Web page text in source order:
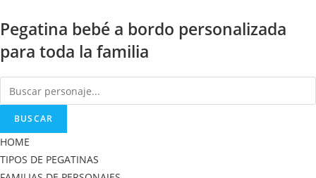
al
contenido
Pegatina bebé a bordo personalizada
para toda la familia
BUSCAR
HOME
TIPOS DE PEGATINAS